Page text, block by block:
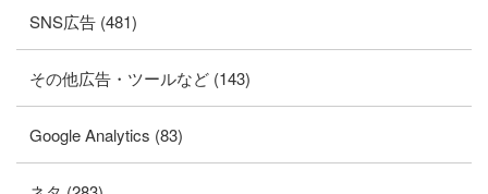
SNS広告 (481)
その他広告・ツールなど (143)
Google Analytics (83)